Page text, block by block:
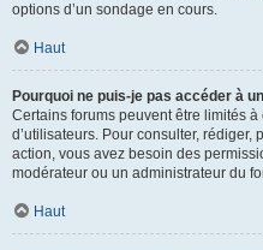
options d’un sondage en cours.
Haut
Pourquoi ne puis-je pas accéder à
Certains forums peuvent être limités
d’utilisateurs. Pour consulter, rédiger,
action, vous avez besoin des
modérateur ou un administrateur du
Haut